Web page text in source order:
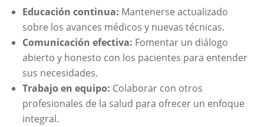
Educación continua: Mantenerse actualizado
sobre los avances médicos y nuevas técnicas.
Comunicación efectiva: Fomentar un diálogo
abierto y honesto con los pacientes para entender
sus necesidades.
Trabajo en equipo: Colaborar con otros
profesionales de la salud para ofrecer un enfoque
integral.